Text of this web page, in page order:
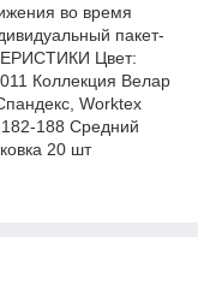
во время
пакет-
Цвет:
Коллекция Велар
Worktex
188 Средний
20 шт